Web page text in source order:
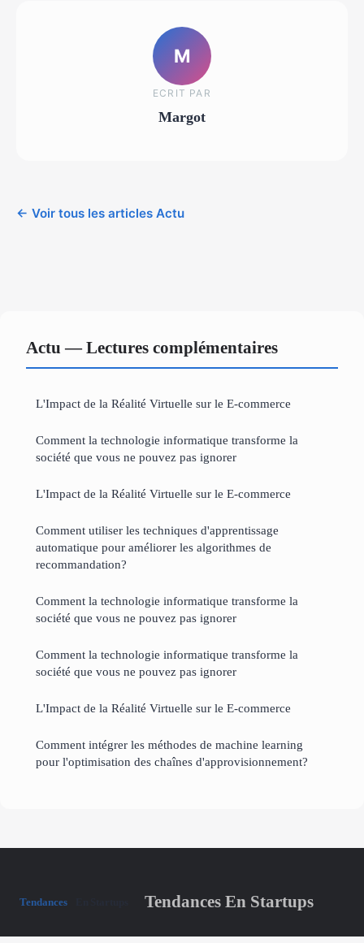
M
ECRIT PAR
Margot
← Voir tous les articles Actu
Actu — Lectures complémentaires
L'Impact de la Réalité Virtuelle sur le E-commerce
Comment la technologie informatique transforme la
société que vous ne pouvez pas ignorer
L'Impact de la Réalité Virtuelle sur le E-commerce
Comment utiliser les techniques d'apprentissage
automatique pour améliorer les algorithmes de
recommandation?
Comment la technologie informatique transforme la
société que vous ne pouvez pas ignorer
Comment la technologie informatique transforme la
société que vous ne pouvez pas ignorer
L'Impact de la Réalité Virtuelle sur le E-commerce
Comment intégrer les méthodes de machine learning
pour l'optimisation des chaînes d'approvisionnement?
Tendances En Startups